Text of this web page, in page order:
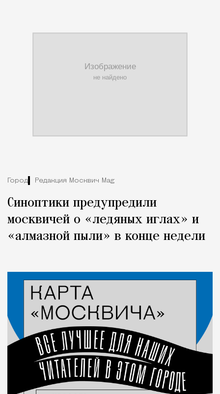
Город Редакция Москвич Mag
Синоптики предупредили
москвичей о «ледяных иглах» и
«алмазной пыли» в конце недели